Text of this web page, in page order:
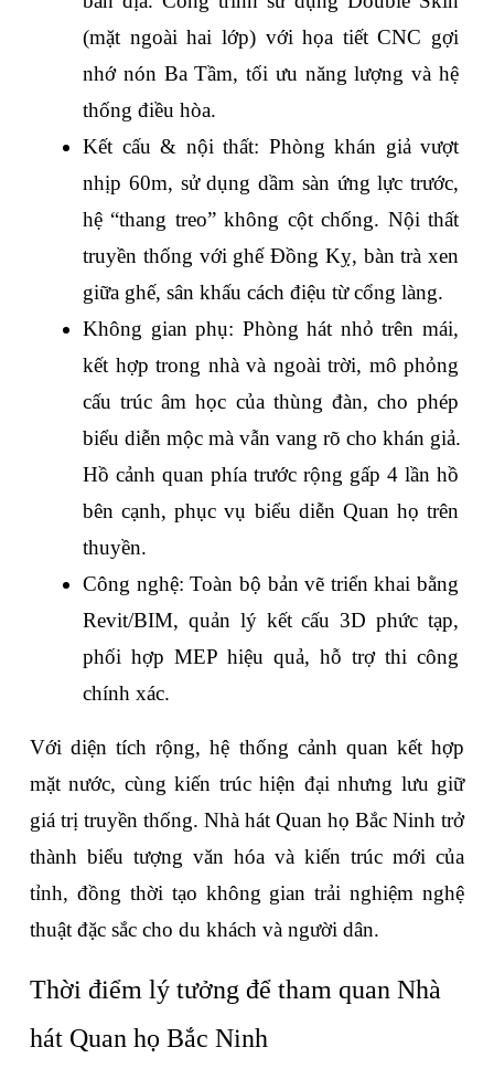
(mặt ngoài hai lớp) với họa tiết CNC gợi
nhớ nón Ba Tầm, tối ưu năng lượng và hệ
thống điều hòa.
Kết cấu & nội thất: Phòng khán giả vượt
nhịp 60m, sử dụng dầm sàn ứng lực trước,
hệ “thang treo” không cột chống. Nội thất
truyền thống với ghế Đồng Kỵ, bàn trà xen
giữa ghế, sân khấu cách điệu từ cổng làng.
Không gian phụ: Phòng hát nhỏ trên mái,
kết hợp trong nhà và ngoài trời, mô phỏng
cấu trúc âm học của thùng đàn, cho phép
biểu diễn mộc mà vẫn vang rõ cho khán giả.
Hồ cảnh quan phía trước rộng gấp 4 lần hồ
bên cạnh, phục vụ biểu diễn Quan họ trên
thuyền.
Công nghệ: Toàn bộ bản vẽ triển khai bằng
Revit/BIM, quản lý kết cấu 3D phức tạp,
phối hợp MEP hiệu quả, hỗ trợ thi công
chính xác.
Với diện tích rộng, hệ thống cảnh quan kết hợp
mặt nước, cùng kiến trúc hiện đại nhưng lưu giữ
giá trị truyền thống. Nhà hát Quan họ Bắc Ninh trở
thành biểu tượng văn hóa và kiến trúc mới của
tỉnh, đồng thời tạo không gian trải nghiệm nghệ
thuật đặc sắc cho du khách và người dân.
Thời điểm lý tưởng để tham quan Nhà
hát Quan họ Bắc Ninh